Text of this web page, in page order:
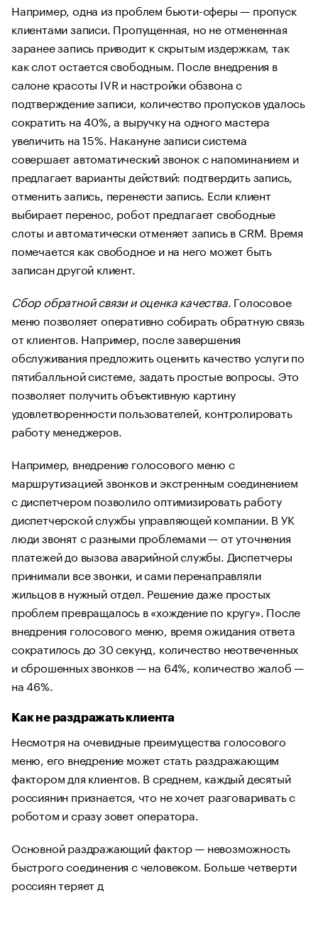
Например, одна из проблем бьюти-сферы — пропуск
клиентами записи. Пропущенная, но не отмененная
заранее запись приводит к скрытым издержкам, так
как слот остается свободным. После внедрения в
салоне красоты IVR и настройки обзвона с
подтверждение записи, количество пропусков удалось
сократить на 40%, а выручку на одного мастера
увеличить на 15%. Накануне записи система
совершает автоматический звонок с напоминанием и
предлагает варианты действий: подтвердить запись,
отменить запись, перенести запись. Если клиент
выбирает перенос, робот предлагает свободные
слоты и автоматически отменяет запись в CRM. Время
помечается как свободное и на него может быть
записан другой клиент.
Сбор обратной связи и оценка качества. Голосовое
меню позволяет оперативно собирать обратную связь
от клиентов. Например, после завершения
обслуживания предложить оценить качество услуги по
пятибалльной системе, задать простые вопросы. Это
позволяет получить объективную картину
удовлетворенности пользователей, контролировать
работу менеджеров.
Например, внедрение голосового меню с
маршрутизацией звонков и экстренным соединением
с диспетчером позволило оптимизировать работу
диспетчерской службы управляющей компании. В УК
люди звонят с разными проблемами — от уточнения
платежей до вызова аварийной службы. Диспетчеры
принимали все звонки, и сами перенаправляли
жильцов в нужный отдел. Решение даже простых
проблем превращалось в «хождение по кругу». После
внедрения голосового меню, время ожидания ответа
сократилось до 30 секунд, количество неотвеченных
и сброшенных звонков — на 64%, количество жалоб —
на 46%.
Как не раздражать клиента
Несмотря на очевидные преимущества голосового
меню, его внедрение может стать раздражающим
фактором для клиентов. В среднем, каждый десятый
россиянин признается, что не хочет разговаривать с
роботом и сразу зовет оператора.
Основной раздражающий фактор — невозможность
быстрого соединения с человеком. Больше четверти
россиян теряет д